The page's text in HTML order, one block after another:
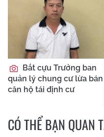
Bắt cựu Trưởng ban
quản lý chung cư lừa bán
căn hộ tái định cư
CÓ THỂ BẠN QUAN